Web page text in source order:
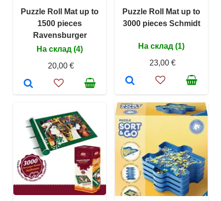
Puzzle Roll Mat up to
1500 pieces
Ravensburger
На склад (4)
20,00 €
Puzzle Roll Mat up to
3000 pieces Schmidt
На склад (1)
23,00 €